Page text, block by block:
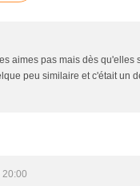
aimes pas mais dès qu'elles
peu similaire et c'était un